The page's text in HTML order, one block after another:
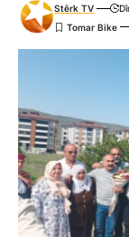
Stêrk TV